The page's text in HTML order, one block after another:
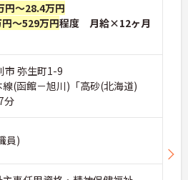
円～28.4万円
～529万円程度 月給×12ヶ月
市 弥生町1-9
線(函館－旭川)「高砂(北海道)
分
員)